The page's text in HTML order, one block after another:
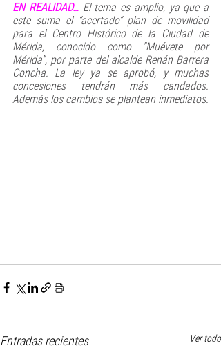
EN REALIDAD… El tema es amplio, ya que a
este suma el “acertado” plan de movilidad
para el Centro Histórico de la Ciudad de
Mérida, conocido como "Muévete por
Mérida”, por parte del alcalde Renán Barrera
Concha. La ley ya se aprobó, y muchas
concesiones tendrán más candados.
Entradas recientes Ver todo